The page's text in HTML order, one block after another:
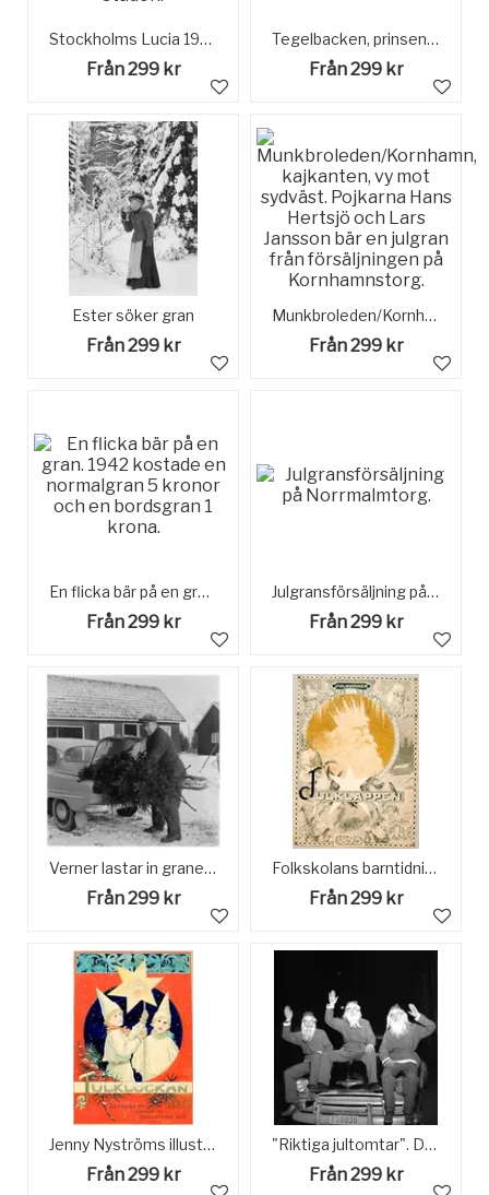
Stockholms Lucia 1940, Anna-Maria Hammarström med julkärve, bjöd stora famnen på sitt triumftåg genom staden.
Från 299 kr
Tegelbacken, prinsens stall. Snöskottare på väg till sitt arbete.
Från 299 kr
Ester söker gran
Från 299 kr
Munkbroleden/Kornhamn, kajkanten, vy mot sydväst. Pojkarna Hans Hertsjö och Lars Jansson bär en julgran från försäljningen på Kornhamnstorg.
Från 299 kr
En flicka bär på en gran. 1942 kostade en normalgran 5 kronor och en bordsgran 1 krona.
Från 299 kr
Julgransförsäljning på Norrmalmtorg.
Från 299 kr
Verner lastar in granen i bilen
Från 299 kr
Folkskolans barntidning Julklappen, Den förste snapphanen av I.O. Åberg. 1895, illustration av Jenny Nyström.
Från 299 kr
Jenny Nyströms illustration till Julklockan 1899.
Från 299 kr
"Riktiga jultomtar". December 1956.
Från 299 kr